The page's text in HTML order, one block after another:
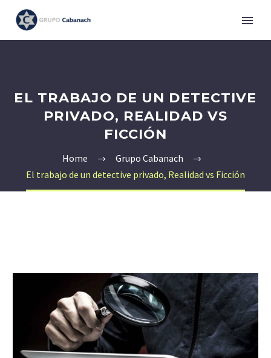
EL TRABAJO DE UN DETECTIVE
PRIVADO, REALIDAD VS
FICCIÓN
Home
Grupo Cabanach
El trabajo de un detective privado, Realidad vs Ficción